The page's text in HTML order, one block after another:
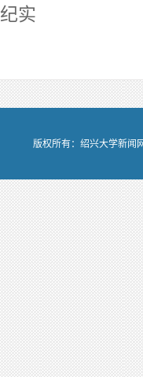
纪实
版权所有：绍兴大学新闻